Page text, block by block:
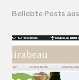
Beliebte Posts